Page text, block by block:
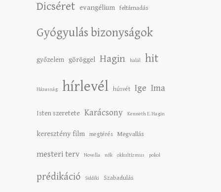
Dicséret evangélium feltámadás
Gyógyulás bizonyságok
győzelem göröggel Hagin halál hit
Házasság hírlevél húsvét Ige Ima
Isten szeretete Karácsony Kenneth E. Hagin
keresztény film megtérés Megvallás
mesteri terv Novella nők okkultizmus pokol
prédikáció Siddiki Szabadulás